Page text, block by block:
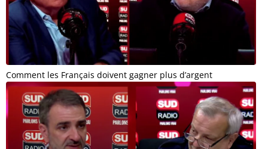
Comment les Français doivent gagner plus d’argent